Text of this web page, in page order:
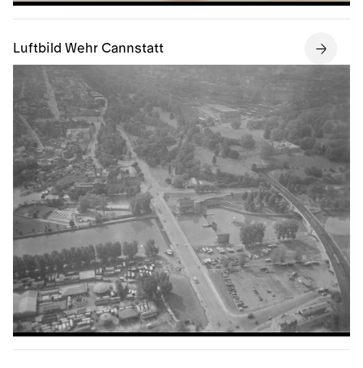
Luftbild Wehr Cannstatt